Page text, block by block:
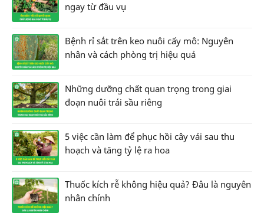
ngay từ đầu vụ
Bệnh rỉ sắt trên keo nuôi cấy mô: Nguyên
nhân và cách phòng trị hiệu quả
Những dưỡng chất quan trọng trong giai
đoạn nuôi trái sầu riêng
5 việc cần làm để phục hồi cây vải sau thu
hoạch và tăng tỷ lệ ra hoa
Thuốc kích rễ không hiệu quả? Đâu là nguyên
nhân chính